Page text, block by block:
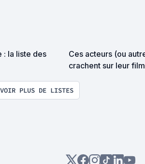
: la liste des
Ces acteurs (ou
crachent sur leur film
VOIR PLUS DE LISTES